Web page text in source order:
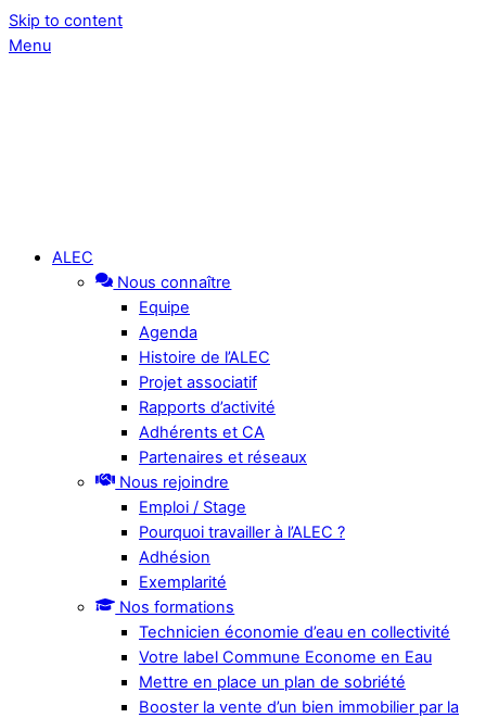
Skip to content
Menu
ALEC
Nous connaître
Equipe
Agenda
Histoire de l’ALEC
Projet associatif
Rapports d’activité
Adhérents et CA
Partenaires et réseaux
Nous rejoindre
Emploi / Stage
Pourquoi travailler à l’ALEC ?
Adhésion
Exemplarité
Nos formations
Technicien économie d’eau en collectivité
Votre label Commune Econome en Eau
Mettre en place un plan de sobriété
Booster la vente d’un bien immobilier par la